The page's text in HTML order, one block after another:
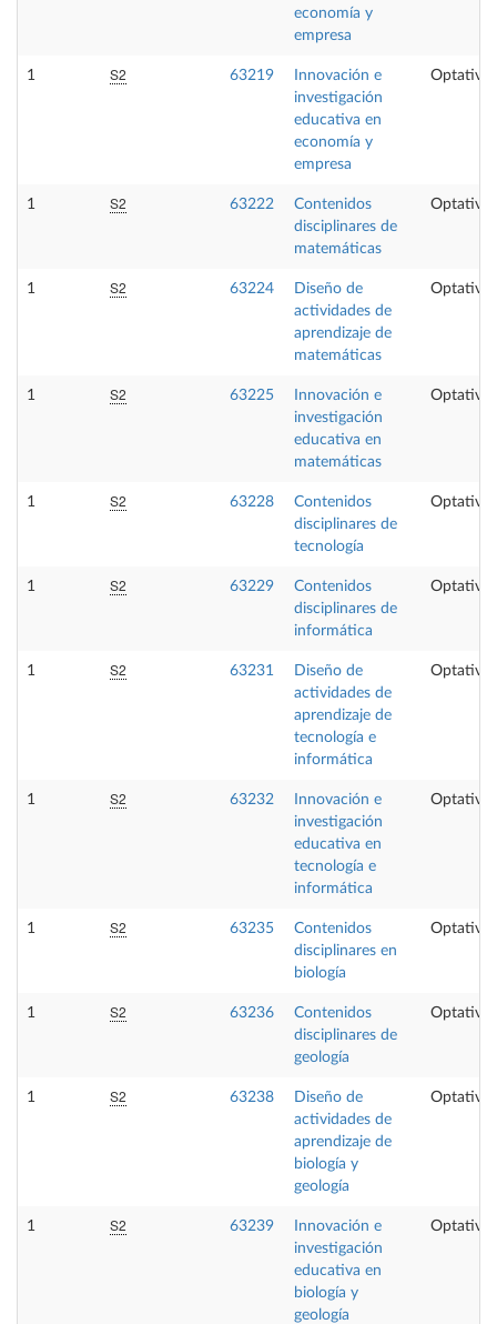
economía y
empresa
1 S2 63219
Innovación e
investigación
educativa en
economía y
empresa
Optativa
1 S2 63222
Contenidos
disciplinares de
matemáticas
Optativa
1 S2 63224
Diseño de
actividades de
aprendizaje de
matemáticas
Optativa
1 S2 63225
Innovación e
investigación
educativa en
matemáticas
Optativa
1 S2 63228
Contenidos
disciplinares de
tecnología
Optativa
1 S2 63229
Contenidos
disciplinares de
informática
Optativa
1 S2 63231
Diseño de
actividades de
aprendizaje de
tecnología e
informática
Optativa
1 S2 63232
Innovación e
investigación
educativa en
tecnología e
informática
Optativa
1 S2 63235
Contenidos
disciplinares en
biología
Optativa
1 S2 63236
Contenidos
disciplinares de
geología
Optativa
1 S2 63238
Diseño de
actividades de
aprendizaje de
biología y
geología
Optativa
1 S2 63239
Innovación e
investigación
educativa en
biología y
geología
Optativa